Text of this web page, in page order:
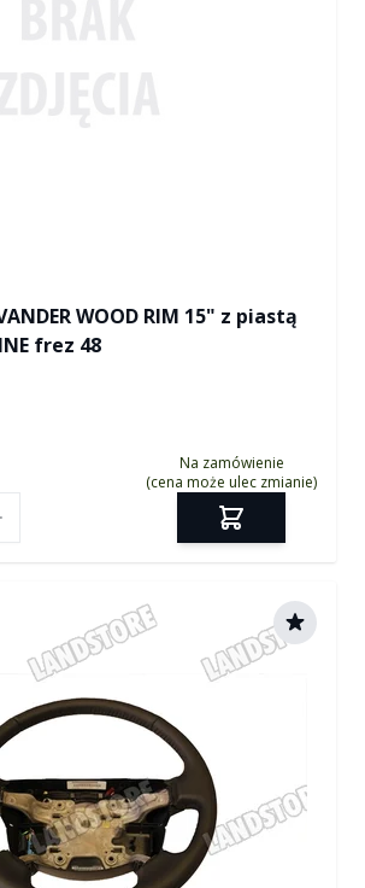
WOOD RIM 15" z piastą
frez 48
Na zamówienie
(cena może ulec zmianie)